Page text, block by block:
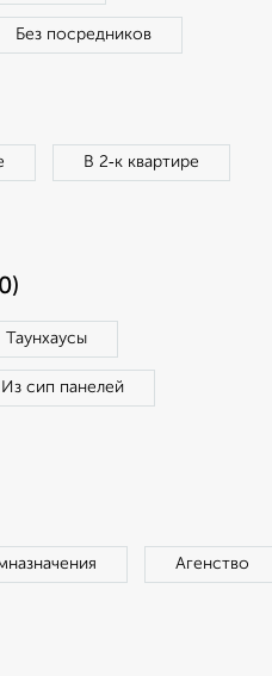
Без посредников
В 2‑к квартире
Таунхаусы
Из сип панелей
Агенство